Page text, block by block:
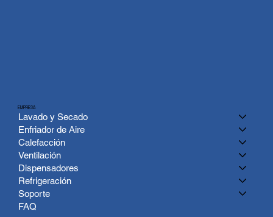
EMPRESA
Lavado y Secado
Enfriador de Aire
Calefacción
Ventilación
Dispensadores
Refrigeración
Soporte
FAQ